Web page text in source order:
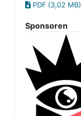
PDF (3,02 MB)
Sponsoren